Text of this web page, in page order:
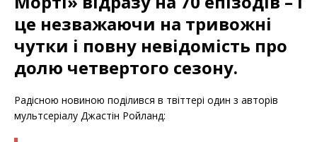
це незважаючи на тривожні
чутки і повну невідомість про
долю четвертого сезону.
Радісною новиною поділився в твіттері один з авторів
мультсеріалу Джастін Ройланд: